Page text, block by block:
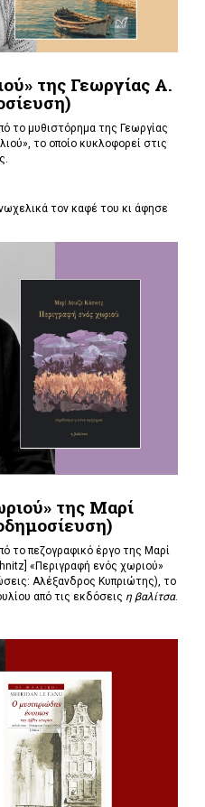
της Γεωργίας Α.
το μυθιστόρημα της Γεωργίας
το οποίο κυκλοφορεί στις
τον καφέ του κι άφησε
της Μαρί
το πεζογραφικό έργο της Μαρί
«Περιγραφή ενός χωριού»
Αλέξανδρος Κυπριώτης), το
από τις εκδόσεις η βαλίτσα.